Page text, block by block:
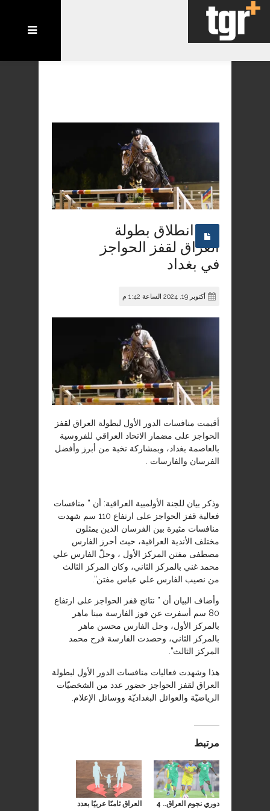
انطلاق بطولة
العراق لقفز الحواجز
في بغداد
أكتوبر 19, 2024 الساعة 1:42 م
أقيمت منافسات الدور الأول لبطولة العراق لقفز
الحواجز على مضمار الاتحاد العراقي للفروسية
بالعاصمة بغداد، وبمشاركة نخبة من أبرز وأفضل
الفرسان والفارسات .
وذكر بيان للجنة الأولمبية العراقية: أن ” منافسات
فعالية قفز الحواجز على ارتفاع 110 سم شهدت
منافسات مثيرة بين الفرسان الذين يمثلون
مختلف الأندية العراقية، حيث أحرز الفارس
مصطفى مفتن المركز الأول ، وحلّ الفارس علي
محمد غني بالمركز الثاني، وكان المركز الثالث
من نصيب الفارس علي عباس مفتن”.
وأضاف البيان أن ” نتائج قفز الحواجز على ارتفاع
80 سم أسفرت عن فوز الفارسة مينا ماهر
بالمركز الأول، وحل الفارس محسن ماهر
بالمركز الثاني، وحصدت الفارسة فرح محمد
المركز الثالث”.
هذا وشهدت فعاليات منافسات الدور الأول لبطولة
العراق لقفز الحواجز حضور عدد من الشخصيّات
الرياضيّة والعوائل البغداديّة ووسائل الإعلام.
مرتبط
دوري نجوم العراق.. 4 العراق ثامنًا عربيًا بعدد